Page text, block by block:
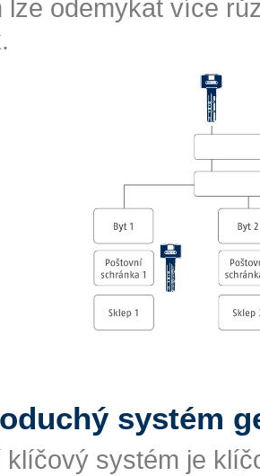
lze odemykat více
systém
klíčový systém je